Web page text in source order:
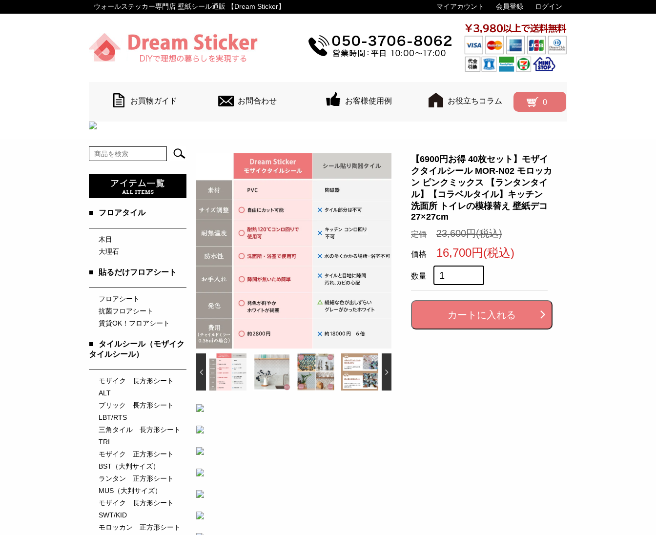
ウォールステッカー専門店 壁紙シール通販 【Dream Sticker】 マイアカウント 会員登録 ログイン
お買物ガイド お問合わせ お客様使用例 お役立ちコラム 0
■ フロアタイル
木目
大理石
■ 貼るだけフロアシート
フロアシート
抗菌フロアシート
賃貸OK！フロアシート
■
タイルシール（モザイク
タイルシール）
モザイク 長方形シート
ALT
ブリック 長方形シート
LBT/RTS
三角タイル 長方形シート
TRI
モザイク 正方形シート
BST（大判サイズ）
ランタン 正方形シート
MUS（大判サイズ）
モザイク 長方形シート
SWT/KID
モロッカン 正方形シート
【6900円お得 40枚セット】モザイ
クタイルシール MOR-N02 モロッカ
ン ピンクミックス 【ランタンタイ
ル】【コラベルタイル】キッチン
洗面所 トイレの模様替え 壁紙デコ
27×27cm
定価 23,600円(税込)
価格 16,700円(税込)
数量
カートに入れる